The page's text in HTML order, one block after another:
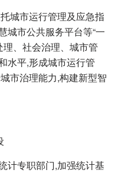
城市运行管理及应急指
城市公共服务平台等“一
、社会治理、城市管
水平,形成城市运行管
市治理能力,构建新型智
专职部门,加强统计基